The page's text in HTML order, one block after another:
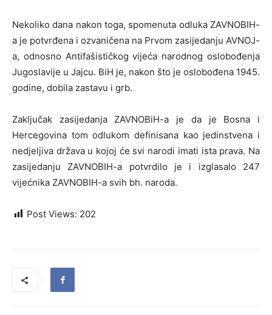
Nekoliko dana nakon toga, spomenuta odluka ZAVNOBIH-
a je potvrđena i ozvaničena na Prvom zasijedanju AVNOJ-
a, odnosno Antifašističkog vijeća narodnog oslobođenja
Jugoslavije u Jajcu. BiH je, nakon što je oslobođena 1945.
godine, dobila zastavu i grb.
Zaključak zasijedanja ZAVNOBiH-a je da je Bosna i
Hercegovina tom odlukom definisana kao jedinstvena i
nedjeljiva država u kojoj će svi narodi imati ista prava. Na
zasijedanju ZAVNOBIH-a potvrdilo je i izglasalo 247
vijećnika ZAVNOBIH-a svih bh. naroda.
Post Views: 202